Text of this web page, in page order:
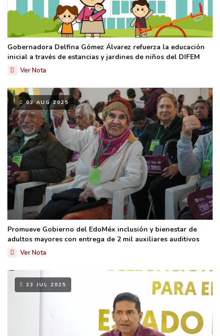
Gobernadora Delfina Gómez Álvarez refuerza la educación
inicial a través de estancias y jardines de niños del DIFEM
Ver Nota
03 AUG 2025
Promueve Gobierno del EdoMéx inclusión y bienestar de
adultos mayores con entrega de 2 mil auxiliares auditivos
Ver Nota
23 JUL 2025